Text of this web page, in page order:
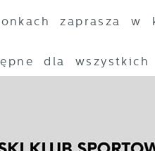
zaprasza
dla